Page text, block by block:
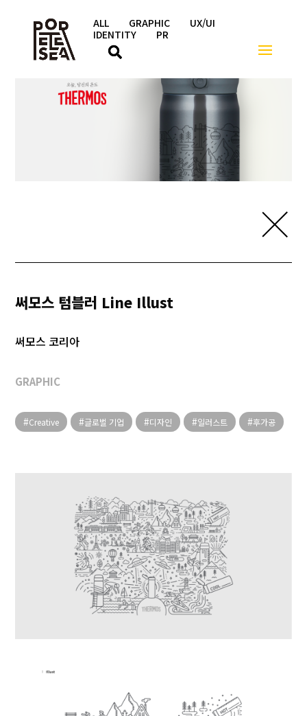
ALL GRAPHIC
UX/UI
IDENTITY
PR
써모스 텀블러 Line Illust
써모스 코리아
GRAPHIC
Creative 글로벌 기업 디자인 일러스트 후가공